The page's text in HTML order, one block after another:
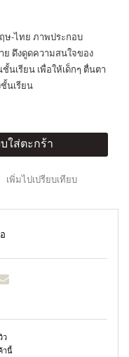
ษ-ไทย ภาพประกอบ
ย ดึงดูดความสนใจของ
นเรียน เพื่อให้เด็กๆ ตื่นตา
นเรียน
ใส่ตะกร้า
เพิ่มไปเปรียบเทียบ
ว
านี้